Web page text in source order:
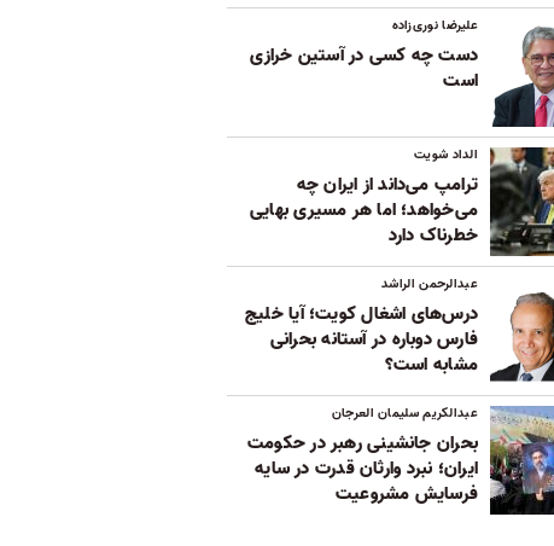
علیرضا نوری‌زاده
دست چه کسی در آستین خرازی
است
الداد شویت
ترامپ می‌داند از ایران چه
می‌خواهد؛ اما هر مسیری بهایی
خطرناک دارد
عبدالرحمن الراشد
درس‌های اشغال کویت؛ آیا خلیج
فارس دوباره در آستانه بحرانی
مشابه است؟
عبدالکریم سلیمان العرجان
بحران جانشینی رهبر در حکومت
ایران؛ نبرد وارثان قدرت در سایه
فرسایش مشروعیت